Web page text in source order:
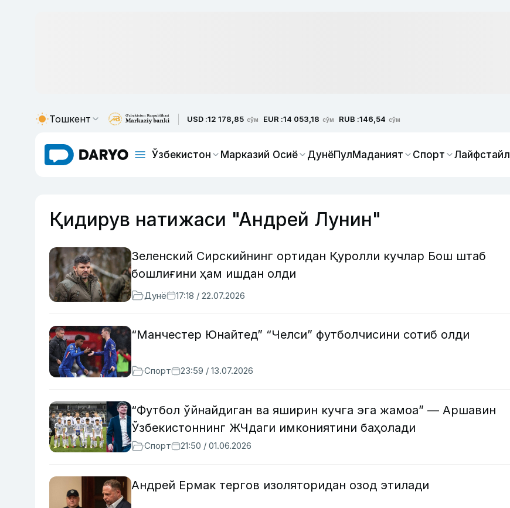
Тошкент USD :12 178,85 сўм EUR :14 053,18 сўм RUB :146,54 сўм
Ўзбекистон Марказий Осиё ДунёПулМаданият Спорт Лайфстайл
Қидирув натижаси "Андрей Лунин"
Зеленский Сирскийнинг ортидан Қуролли кучлар Бош штаб
бошлиғини ҳам ишдан олди
Дунё 17:18 / 22.07.2026
“Манчестер Юнайтед” “Челси” футболчисини сотиб олди
Спорт 23:59 / 13.07.2026
“Футбол ўйнайдиган ва яширин кучга эга жамоа” — Аршавин
Ўзбекистоннинг ЖЧдаги имкониятини баҳолади
Спорт 21:50 / 01.06.2026
Андрей Ермак тергов изоляторидан озод этилади